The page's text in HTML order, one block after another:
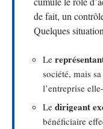
de fait, un
Quelques
Le
société, mais
l’entreprise
Le dirigeant
bénéficiaire